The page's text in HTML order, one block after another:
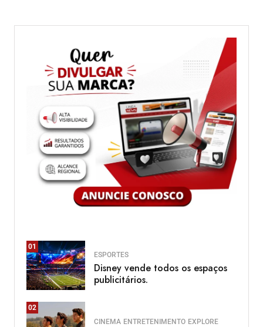
01
ESPORTES
Disney vende todos os espaços
publicitários.
02
CINEMA ENTRETENIMENTO EXPLORE